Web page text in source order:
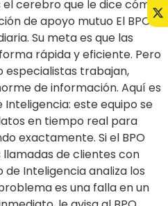
cerebro que le dice cómo
de apoyo mutuo El BPO
Su meta es que las
rápida y eficiente. Pero
especialistas trabajan,
de información. Aquí es
este equipo se
en tiempo real para
exactamente. Si el BPO
de clientes con
Inteligencia analiza los
es una falla en un